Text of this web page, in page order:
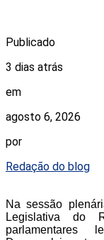
Publicado
3 dias atrás
em
agosto 6, 2026
por
Redação do blog
Na sessão
Legislativa do